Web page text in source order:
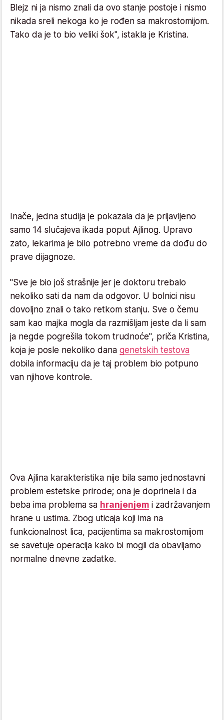
Blejz ni ja nismo znali da ovo stanje postoje i nismo
nikada sreli nekoga ko je rođen sa makrostomijom.
Tako da je to bio veliki šok", istakla je Kristina.
Inače, jedna studija je pokazala da je prijavljeno
samo 14 slučajeva ikada poput Ajlinog. Upravo
zato, lekarima je bilo potrebno vreme da dođu do
prave dijagnoze.
"Sve je bio još strašnije jer je doktoru trebalo
nekoliko sati da nam da odgovor. U bolnici nisu
dovoljno znali o tako retkom stanju. Sve o čemu
sam kao majka mogla da razmišljam jeste da li sam
ja negde pogrešila tokom trudnoće", priča Kristina,
koja je posle nekoliko dana genetskih testova
dobila informaciju da je taj problem bio potpuno
van njihove kontrole.
Ova Ajlina karakteristika nije bila samo jednostavni
problem estetske prirode; ona je doprinela i da
beba ima problema sa hranjenjem i zadržavanjem
hrane u ustima. Zbog uticaja koji ima na
funkcionalnost lica, pacijentima sa makrostomijom
se savetuje operacija kako bi mogli da obavljamo
normalne dnevne zadatke.